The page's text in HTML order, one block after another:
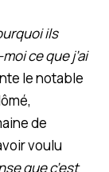
ils
ce que j’ai
le notable
de
voulu
que c’est